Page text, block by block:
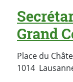
Grand
Place du
1014